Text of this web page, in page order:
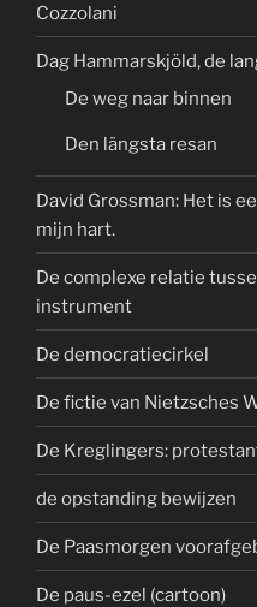
Cozzolani
Dag Hammarskjöld, de
De weg naar binnen
Den längsta resan
David Grossman: Het is
mijn hart.
De complexe relatie
instrument
De democratiecirkel
De fictie van Nietzsches
De Kreglingers:
de opstanding bewijzen
De Paasmorgen
De paus-ezel (cartoon)